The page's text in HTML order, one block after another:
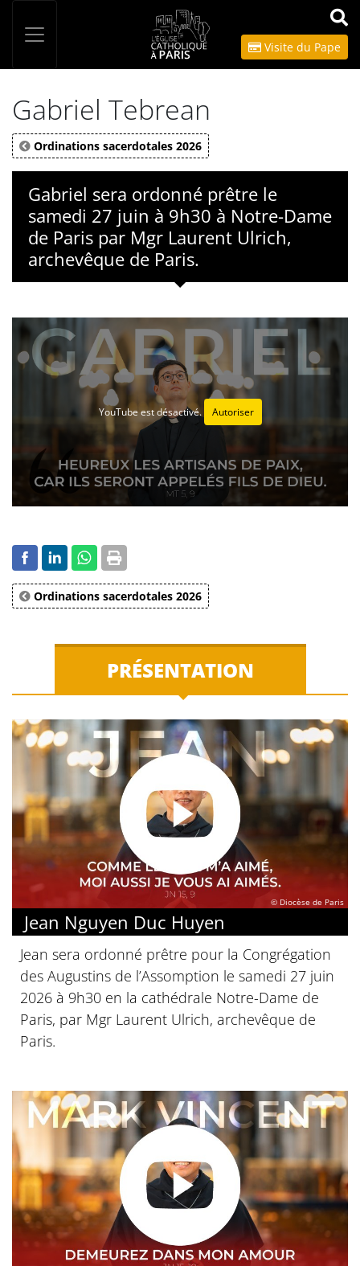
OK
Visite du Pape
Gabriel Tebrean
Ordinations sacerdotales 2026
Gabriel sera ordonné prêtre le
samedi 27 juin à 9h30 à Notre-Dame
de Paris par Mgr Laurent Ulrich,
archevêque de Paris.
YouTube est désactivé. Autoriser
Ordinations sacerdotales 2026
PRÉSENTATION
© Diocèse de Paris
Jean Nguyen Duc Huyen
Jean sera ordonné prêtre pour la Congrégation
des Augustins de l’Assomption le samedi 27 juin
2026 à 9h30 en la cathédrale Notre-Dame de
Paris, par Mgr Laurent Ulrich, archevêque de
Paris.
Panneau de gestion des cookies